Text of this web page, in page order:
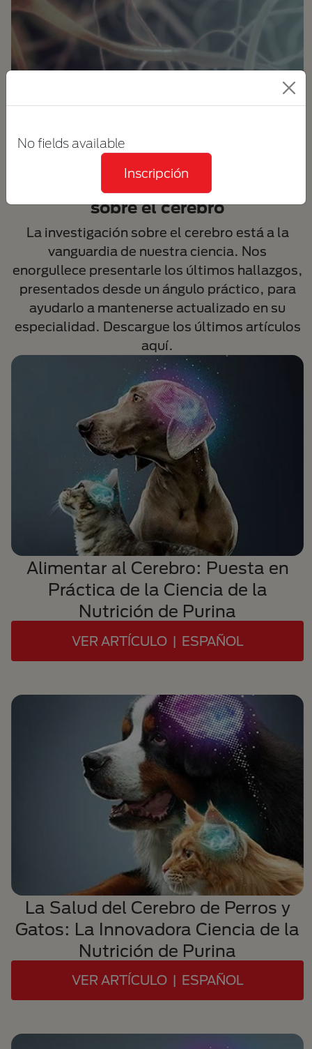
Nuevos avances en investigación
sobre el cerebro
La investigación sobre el cerebro está a la
vanguardia de nuestra ciencia. Nos
enorgullece presentarle los últimos hallazgos,
presentados desde un ángulo práctico, para
ayudarlo a mantenerse actualizado en su
especialidad. Descargue los últimos artículos
aquí.
Alimentar al Cerebro: Puesta en
Práctica de la Ciencia de la
Nutrición de Purina
VER ARTÍCULO | ESPAÑOL
La Salud del Cerebro de Perros y
Gatos: La Innovadora Ciencia de la
Nutrición de Purina
VER ARTÍCULO | ESPAÑOL
No fields available
Inscripción